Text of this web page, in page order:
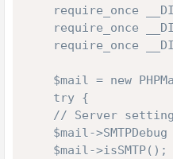
require_once
require_once
require_once
$mail = new
    try {
// Server
$mail-
$mail-